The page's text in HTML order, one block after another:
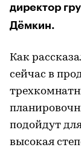
директор
Дёмкин.
Как
сейчас в
подойдут
высокая